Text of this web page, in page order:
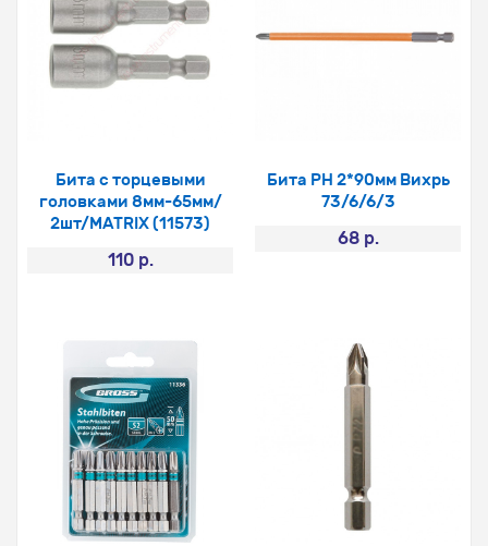
Бита с торцевыми
головками 8мм-65мм/
2шт/MATRIX (11573)
110 р.
Бита PH 2*90мм Вихрь
73/6/6/3
68 р.